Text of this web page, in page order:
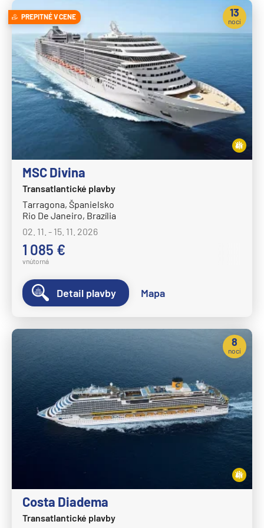
MS Nordlys
MS Nordnorge
MS Nordstjernen
MS Otto Sverdrup
MS Polarlys
MS Richard With
MS Trollfjord
MS Vesteralen
MSC Cruises
MSC Armonia
MSC Bellissima
MSC Divina
MSC Fantasia
MSC Grandiosa
MSC Magnifica
MSC Meraviglia
MSC Musica
MSC Opera
MSC Orchestra
MSC Seashore
MSC Seaside
PREPITNÉ V CENE
MSC Divina
Transatlantické plavby
Tarragona, Španielsko
Rio De Janeiro, Brazília
02. 11. - 15. 11. 2026
1 085 €
vnútorná
13
nocí
Detail plavby Mapa
Costa Diadema
Transatlantické plavby
8
nocí